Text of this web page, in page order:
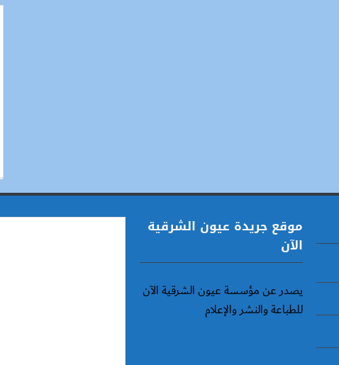
موقع جريدة عيون الشرقية
الآن
يصدر عن مؤسسة عيون الشرقية الآن
للطباعة والنشر والإعلام